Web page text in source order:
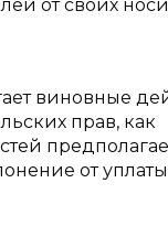
от своих
виновные
прав, как
от уплаты